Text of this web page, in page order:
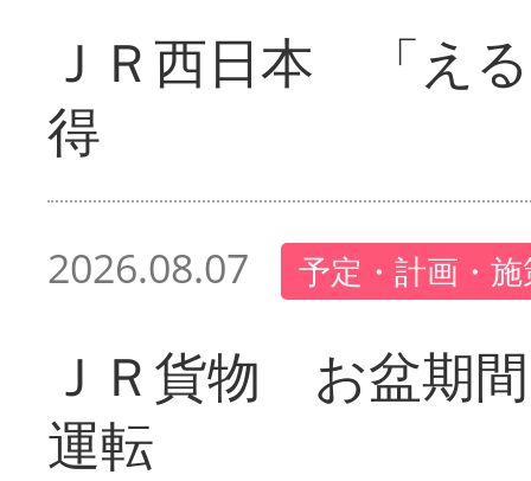
ＪＲ西日本 「え
得
2026.08.07 予定・計画・
ＪＲ貨物 お盆期
運転